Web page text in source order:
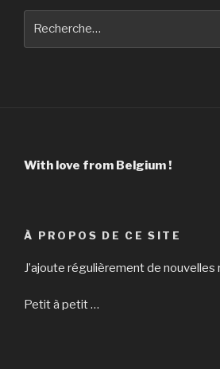
With love from Belgium !
À PROPOS DE CE SITE
J’ajoute régulièrement de
Petit à petit …